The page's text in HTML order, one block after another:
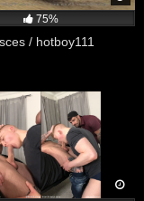
75%
/ hotboy111